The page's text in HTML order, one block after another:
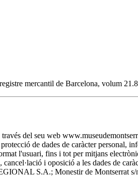
mercantil de Barcelona, volum
del seu web
de dades de caràcter
l'usuari, fins i tot per mitjans
cancel·lació i oposició a les dades de
S.A.; Monestir de Montserrat s/